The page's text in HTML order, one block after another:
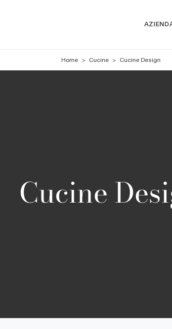
Home > Cucine > Cucine Design
Cucine